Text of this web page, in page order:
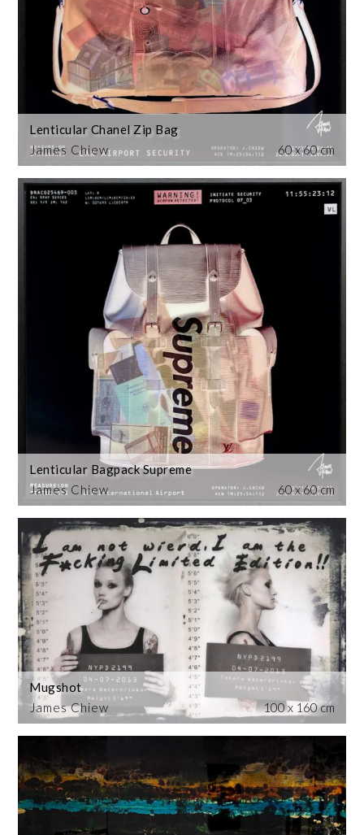
James Chiew
Lenticular Chanel Zip Bag
60 x 60 cm
James Chiew
Lenticular Bagpack Supreme
60 x 60 cm
James Chiew
Mugshot
100 x 160 cm